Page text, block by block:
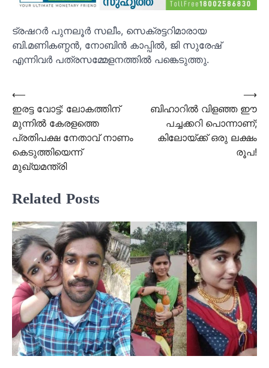
ട്രഷറര്‍ പുനലൂര്‍ സലീം, സെക്രട്ടറിമാരായ
ബി.മണികണ്ഠന്‍, നോബിന്‍ കാപ്പില്‍, ജി സുരേഷ്
എന്നിവര്‍ പത്രസമ്മേളനത്തില്‍ പങ്കെടുത്തു.
Post
navigation
⟵
ഇരട്ട വോട്ട്: ലോകത്തിന്
മുന്നിൽ കേരളത്തെ
പ്രതിപക്ഷ നേതാവ് നാണം
കെടുത്തിയെന്ന്
മുഖ്യമന്ത്രി
ബിഹാറിൽ വിളഞ്ഞ ഈ
പച്ചക്കറി പൊന്നാണ്;
കിലോയ്ക്ക് ഒരു ലക്ഷം
രൂപ!
⟶
Related Posts